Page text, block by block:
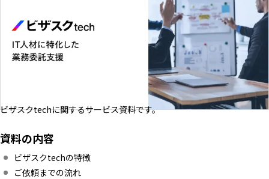
セミナー
お役立ち資料
ビザスクtechに関するサービス資料です。
資料の内容
ビザスクtechの特徴
ご依頼までの流れ